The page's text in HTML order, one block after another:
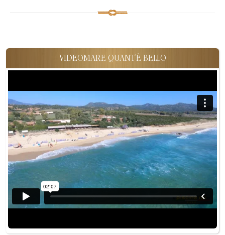
VIDEOMARE QUANT'È BELLO